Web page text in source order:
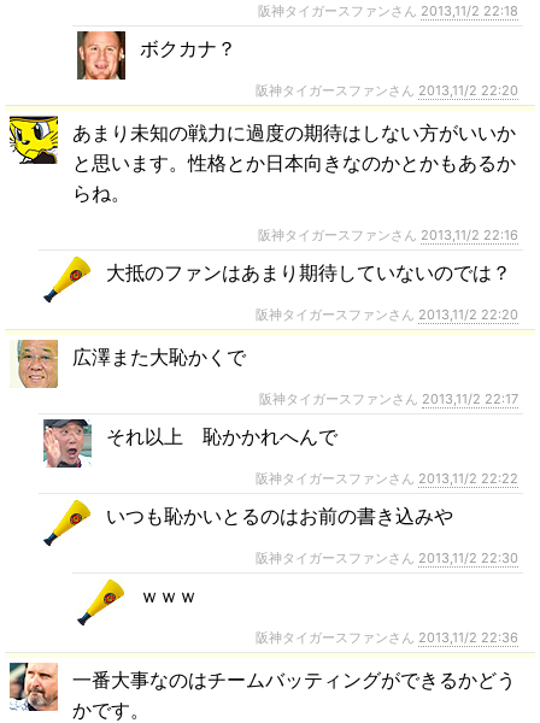
阪神タイガースファンさん 2013,11/2 22:18
ボクカナ？
阪神タイガースファンさん 2013,11/2 22:20
あまり未知の戦力に過度の期待はしない方がいいか
と思います。性格とか日本向きなのかとかもあるか
らね。
阪神タイガースファンさん 2013,11/2 22:16
大抵のファンはあまり期待していないのでは？
阪神タイガースファンさん 2013,11/2 22:20
広澤また大恥かくで
阪神タイガースファンさん 2013,11/2 22:17
それ以上 恥かかれへんで
阪神タイガースファンさん 2013,11/2 22:22
いつも恥かいとるのはお前の書き込みや
阪神タイガースファンさん 2013,11/2 22:30
ｗｗｗ
阪神タイガースファンさん 2013,11/2 22:36
一番大事なのはチームバッティングができるかどう
かです。